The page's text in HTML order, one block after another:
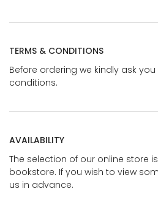
TERMS & CONDITIONS
Before ordering we kindly ask
conditions.
AVAILABILITY
The selection of our online store
bookstore. If you wish to view
us in advance.